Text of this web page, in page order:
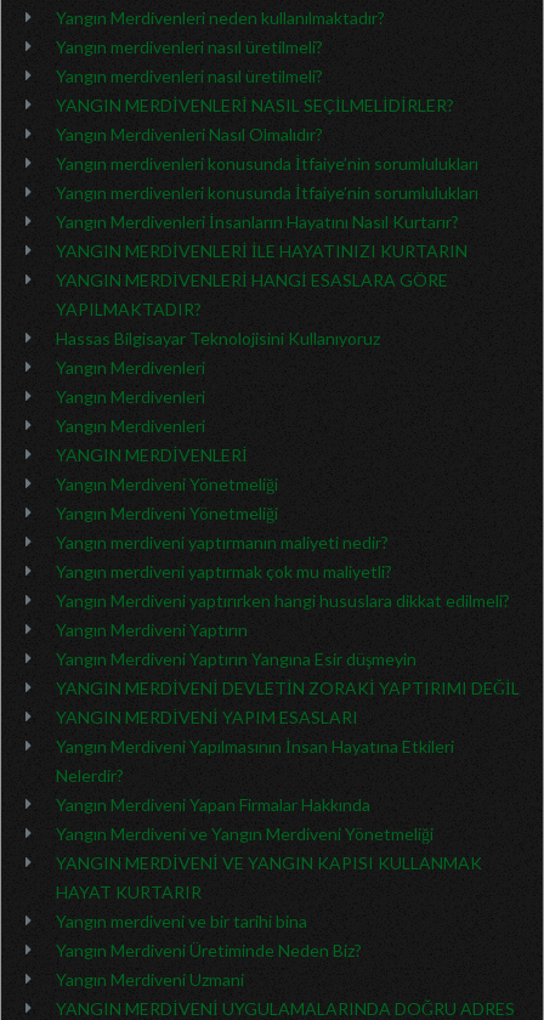
Yangın Merdivenleri neden kullanılmaktadır?
Yangın merdivenleri nasıl üretilmeli?
Yangın merdivenleri nasıl üretilmeli?
YANGIN MERDİVENLERİ NASIL SEÇİLMELİDİRLER?
Yangın Merdivenleri Nasıl Olmalıdır?
Yangın merdivenleri konusunda İtfaiye’nin sorumlulukları
Yangın merdivenleri konusunda İtfaiye’nin sorumlulukları
Yangın Merdivenleri İnsanların Hayatını Nasıl Kurtarır?
YANGIN MERDİVENLERİ İLE HAYATINIZI KURTARIN
YANGIN MERDİVENLERİ HANGİ ESASLARA GÖRE
YAPILMAKTADIR?
Hassas Bilgisayar Teknolojisini Kullanıyoruz
Yangın Merdivenleri
Yangın Merdivenleri
Yangın Merdivenleri
YANGIN MERDİVENLERİ
Yangın Merdiveni Yönetmeliği
Yangın Merdiveni Yönetmeliği
Yangın merdiveni yaptırmanın maliyeti nedir?
Yangın merdiveni yaptırmak çok mu maliyetli?
Yangın Merdiveni yaptırırken hangi hususlara dikkat edilmeli?
Yangın Merdiveni Yaptırın
Yangın Merdiveni Yaptırın Yangına Esir düşmeyin
YANGIN MERDİVENİ DEVLETİN ZORAKİ YAPTIRIMI DEĞİL
YANGIN MERDİVENİ YAPIM ESASLARI
Yangın Merdiveni Yapılmasının İnsan Hayatına Etkileri
Nelerdir?
Yangın Merdiveni Yapan Firmalar Hakkında
Yangın Merdiveni ve Yangın Merdiveni Yönetmeliği
YANGIN MERDİVENİ VE YANGIN KAPISI KULLANMAK
HAYAT KURTARIR
Yangın merdiveni ve bir tarihi bina
Yangın Merdiveni Üretiminde Neden Biz?
Yangın Merdiveni Uzmani
YANGIN MERDİVENİ UYGULAMALARINDA DOĞRU ADRES